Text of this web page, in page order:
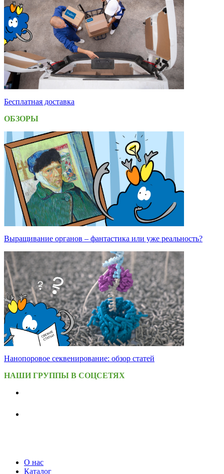
Бесплатная доставка
ОБЗОРЫ
Выращивание органов – фантастика или уже реальность?
Нанопоровое секвенирование: обзор статей
НАШИ ГРУППЫ В СОЦСЕТЯХ
О нас
Каталог